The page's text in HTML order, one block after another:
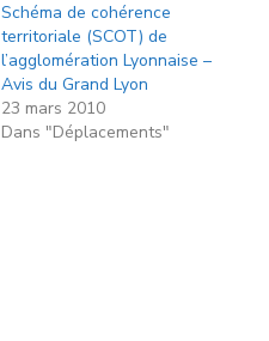
Schéma de cohérence
territoriale (SCOT) de
l’agglomération Lyonnaise –
Avis du Grand Lyon
23 mars 2010
Dans "Déplacements"